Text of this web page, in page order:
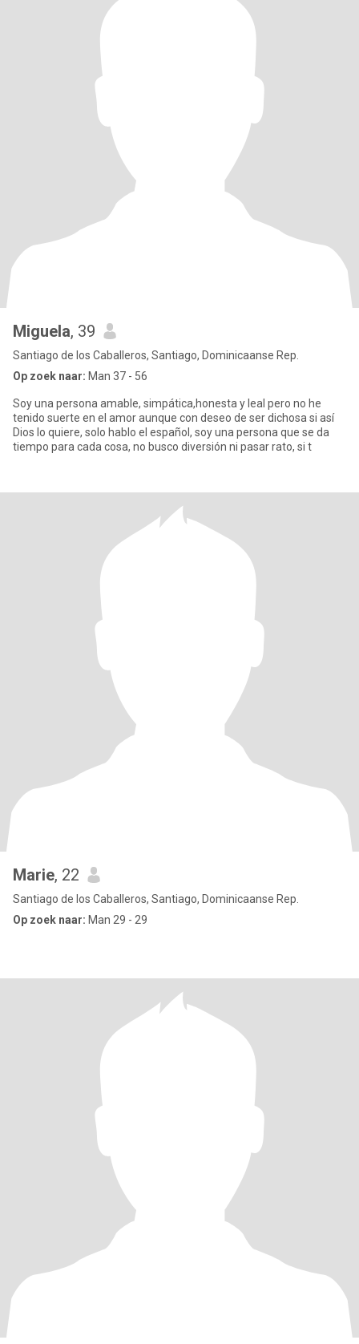
Miguela, 39
Santiago de los Caballeros, Santiago, Dominicaanse Rep.
Op zoek naar: Man 37 - 56
Soy una persona amable, simpática,honesta y leal pero no he
tenido suerte en el amor aunque con deseo de ser dichosa si así
Dios lo quiere, solo hablo el español, soy una persona que se da
tiempo para cada cosa, no busco diversión ni pasar rato, si t
Marie, 22
Santiago de los Caballeros, Santiago, Dominicaanse Rep.
Op zoek naar: Man 29 - 29